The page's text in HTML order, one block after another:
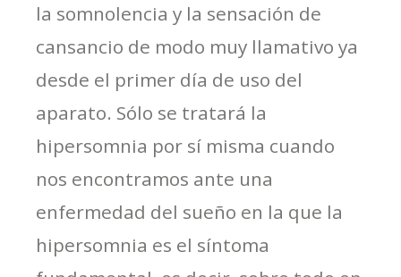
la somnolencia y la sensación de
cansancio de modo muy llamativo ya
desde el primer día de uso del
aparato. Sólo se tratará la
hipersomnia por sí misma cuando
nos encontramos ante una
enfermedad del sueño en la que la
hipersomnia es el síntoma